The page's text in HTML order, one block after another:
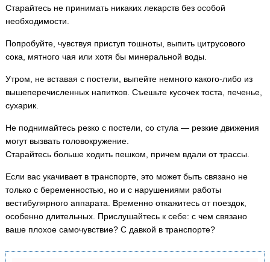
Старайтесь не принимать никаких лекарств без особой
необходимости.
Попробуйте, чувствуя приступ тошноты, выпить цитрусового
сока, мятного чая или хотя бы минеральной воды.
Утром, не вставая с постели, выпейте немного какого-либо из
вышеперечисленных напитков. Съешьте кусочек тоста, печенье,
сухарик.
Не поднимайтесь резко с постели, со стула — резкие движения
могут вызвать головокружение.
Старайтесь больше ходить пешком, причем вдали от трассы.
Если вас укачивает в транспорте, это может быть связано не
только с беременностью, но и с нарушениями работы
вестибулярного аппарата. Временно откажитесь от поездок,
особенно длительных. Прислушайтесь к себе: с чем связано
ваше плохое самочувствие? С давкой в транспорте?